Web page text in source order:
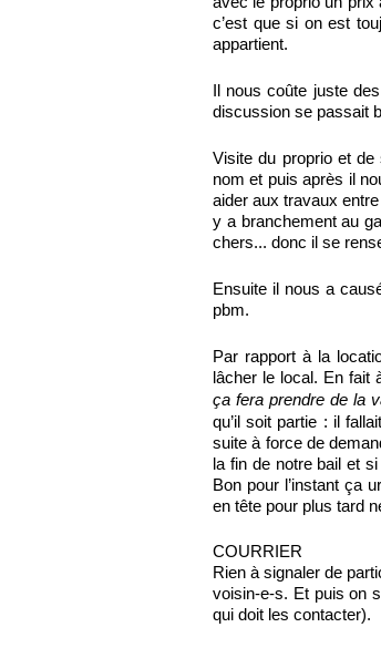
c’est que si on est
appartient.
Il nous coûte juste
discussion se passait
Visite du proprio et
nom et puis après il
aider aux travaux
y a branchement au
chers... donc il se
Ensuite il nous a
pbm.
Par rapport à la
lâcher le local. En fait
ça fera prendre de la
qu’il soit partie : il
suite à force de
la fin de notre bail et
Bon pour l’instant ça
en tête pour plus tard
COURRIER
Rien à signaler de
voisin-e-s. Et puis on
qui doit les contacter).